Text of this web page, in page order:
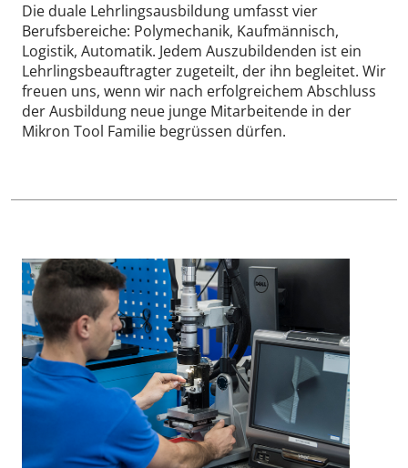
Die duale Lehrlingsausbildung umfasst vier
Berufsbereiche: Polymechanik, Kaufmännisch,
Logistik, Automatik. Jedem Auszubildenden ist ein
Lehrlingsbeauftragter zugeteilt, der ihn begleitet. Wir
freuen uns, wenn wir nach erfolgreichem Abschluss
der Ausbildung neue junge Mitarbeitende in der
Mikron Tool Familie begrüssen dürfen.